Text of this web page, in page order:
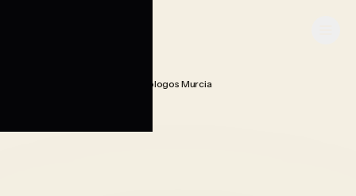
Chatbot Whatsapp Ia Psicologos Murcia